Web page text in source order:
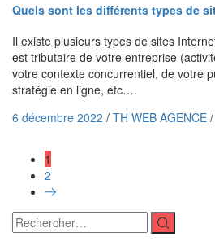
Quels sont les différents types de
Il existe plusieurs types de sites
est tributaire de votre entreprise
votre contexte concurrentiel, de votre
stratégie en ligne, etc….
6 décembre 2022 / TH WEB AGENCE /
1
2